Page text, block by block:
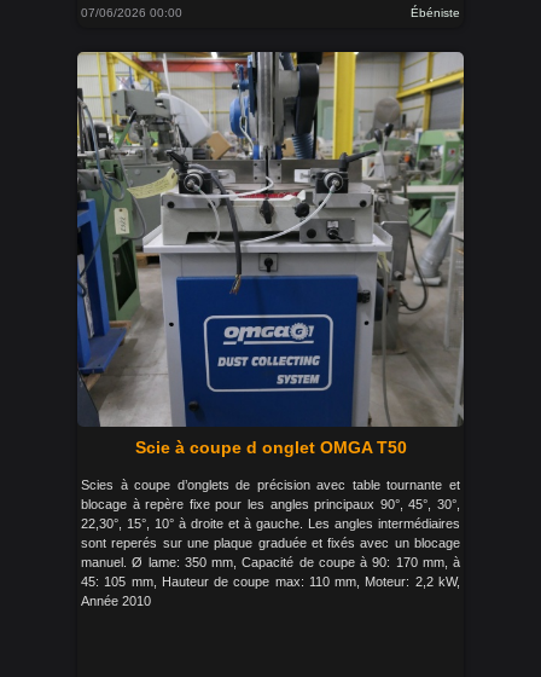
07/06/2026 00:00 Ébéniste
Scie à coupe d onglet OMGA T50
Scies à coupe d’onglets de précision avec table tournante et
blocage à repère fixe pour les angles principaux 90°, 45°, 30°,
22,30°, 15°, 10° à droite et à gauche. Les angles intermédiaires
sont reperés sur une plaque graduée et fixés avec un blocage
manuel. Ø lame: 350 mm, Capacité de coupe à 90: 170 mm, à
45: 105 mm, Hauteur de coupe max: 110 mm, Moteur: 2,2 kW,
Année 2010